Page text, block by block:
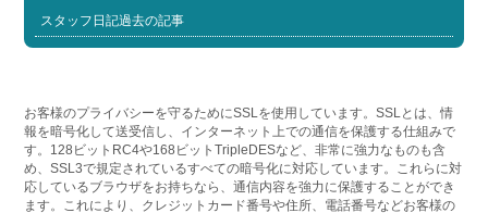
スタッフ日記過去の記事
お客様のプライバシーを守るためにSSLを使用しています。SSLとは、情
報を暗号化して送受信し、インターネット上での通信を保護する仕組みで
す。128ビットRC4や168ビットTripleDESなど、非常に強力なものも含
め、SSL3で規定されているすべての暗号化に対応しています。これらに対
応しているブラウザをお持ちなら、通信内容を強力に保護することができ
ます。これにより、クレジットカード番号や住所、電話番号などお客様の